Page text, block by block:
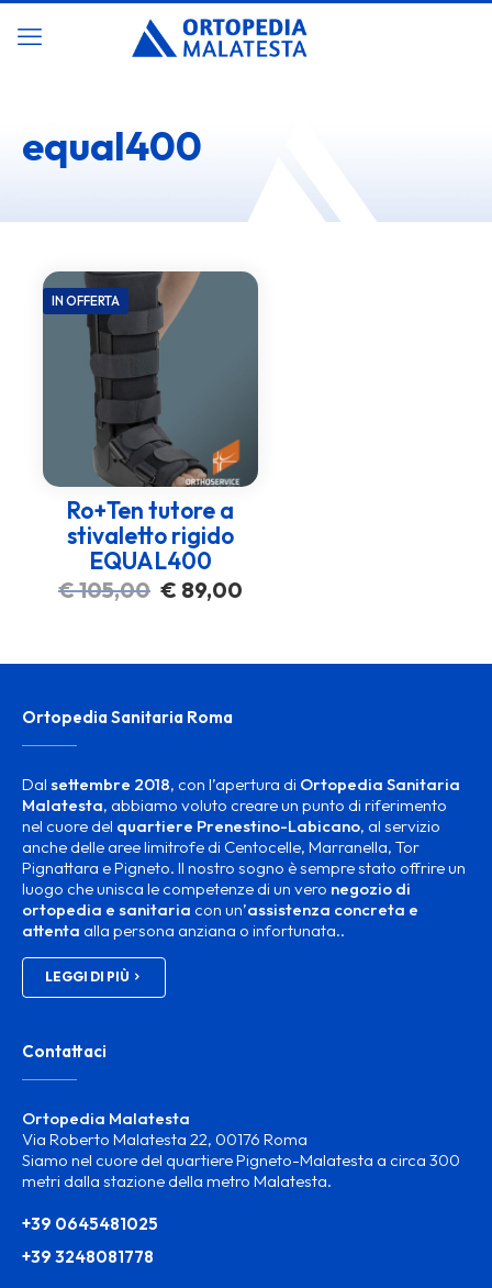
equal400
IN OFFERTA
Ro+Ten tutore a
stivaletto rigido
EQUAL400
€105,00 Il
€ 89,00Il
Ortopedia Sanitaria Roma
Dal settembre 2018, con l’apertura di Ortopedia Sanitaria
Malatesta, abbiamo voluto creare un punto di riferimento
nel cuore del quartiere Prenestino-Labicano, al servizio
anche delle aree limitrofe di Centocelle, Marranella, Tor
Pignattara e Pigneto. Il nostro sogno è sempre stato offrire un
luogo che unisca le competenze di un vero negozio di
ortopedia e sanitaria con un’assistenza concreta e
attenta alla persona anziana o infortunata..
LEGGI DI PIÙ
Contattaci
Ortopedia Malatesta
Via Roberto Malatesta 22, 00176 Roma
Siamo nel cuore del quartiere Pigneto-Malatesta a circa 300
metri dalla stazione della metro Malatesta.
+39 0645481025
+39 3248081778